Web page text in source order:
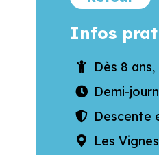
Infos
Dès 8
Demi-
Descente
Les